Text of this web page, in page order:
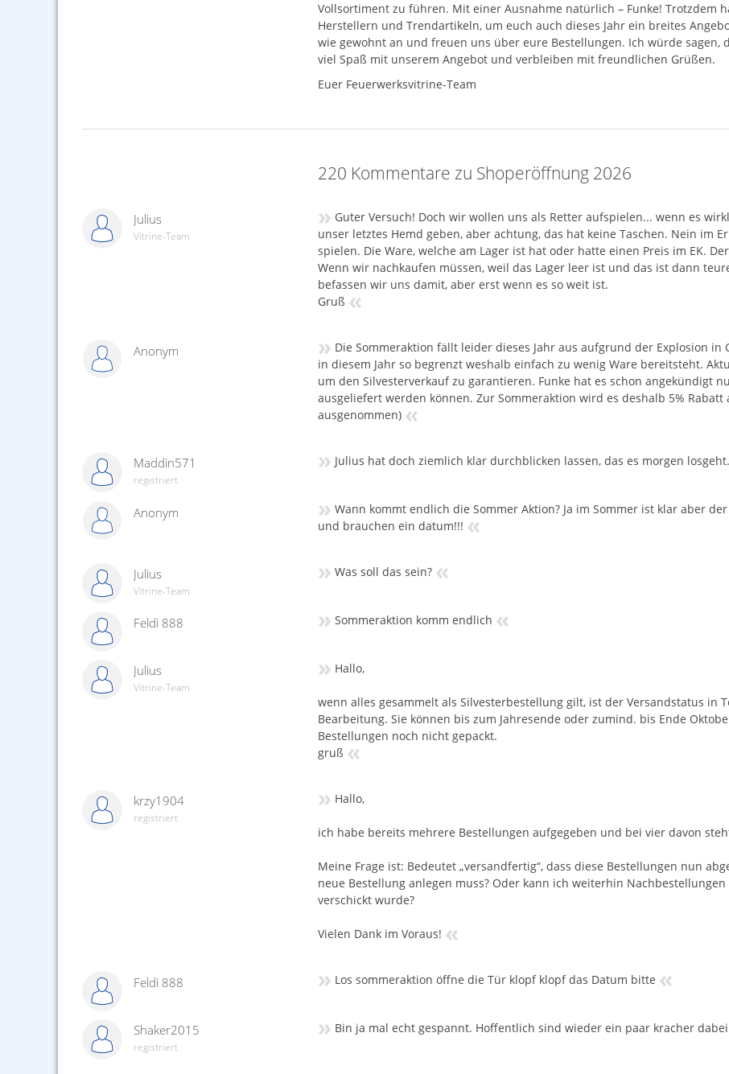
Vollsortiment zu führen. Mit einer Ausnahme natürlich – Funke! Trotzdem
Herstellern und Trendartikeln, um euch auch dieses Jahr ein breites
wie gewohnt an und freuen uns über eure Bestellungen. Ich würde sagen,
viel Spaß mit unserem Angebot und verbleiben mit freundlichen Grüßen.
Euer Feuerwerksvitrine-Team
220 Kommentare zu Shoperöffnung 2026
Julius
Vitrine-Team
» Guter Versuch! Doch wir wollen uns als Retter aufspielen... wenn es
unser letztes Hemd geben, aber achtung, das hat keine Taschen. Nein im
spielen. Die Ware, welche am Lager ist hat oder hatte einen Preis im EK.
Wenn wir nachkaufen müssen, weil das Lager leer ist und das ist dann
befassen wir uns damit, aber erst wenn es so weit ist.
Gruß «
Anonym » Die Sommeraktion fällt leider dieses Jahr aus aufgrund der Explosion
in diesem Jahr so begrenzt weshalb einfach zu wenig Ware bereitsteht.
um den Silvesterverkauf zu garantieren. Funke hat es schon angekündigt
ausgeliefert werden können. Zur Sommeraktion wird es deshalb 5%
ausgenommen) «
Maddin571
registriert
» Julius hat doch ziemlich klar durchblicken lassen, das es morgen
Anonym » Wann kommt endlich die Sommer Aktion? Ja im Sommer ist klar aber
und brauchen ein datum!!! «
Julius
Vitrine-Team
» Was soll das sein? «
Feldi 888 » Sommeraktion komm endlich «
Julius
Vitrine-Team
» Hallo,
wenn alles gesammelt als Silvesterbestellung gilt, ist der Versandstatus in
Bearbeitung. Sie können bis zum Jahresende oder zumind. bis Ende
Bestellungen noch nicht gepackt.
gruß «
krzy1904
registriert
» Hallo,
ich habe bereits mehrere Bestellungen aufgegeben und bei vier davon
Meine Frage ist: Bedeutet „versandfertig“, dass diese Bestellungen nun
neue Bestellung anlegen muss? Oder kann ich weiterhin
verschickt wurde?
Vielen Dank im Voraus! «
Feldi 888 » Los sommeraktion öffne die Tür klopf klopf das Datum bitte «
Shaker2015
registriert
» Bin ja mal echt gespannt. Hoffentlich sind wieder ein paar kracher